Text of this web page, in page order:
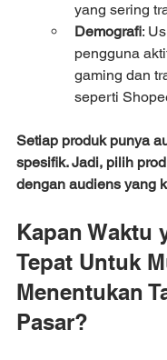
yang sering
Demografi:
pengguna
gaming dan
seperti
Setiap produk punya
spesifik. Jadi, pilih
dengan audiens yang
Kapan Waktu
Tepat Untuk
Menentukan
Pasar?